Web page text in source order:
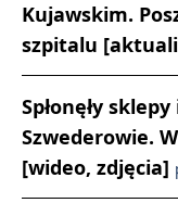
Kujawskim.
szpitalu
Spłonęły
Szwederowie.
[wideo, zdjęcia]